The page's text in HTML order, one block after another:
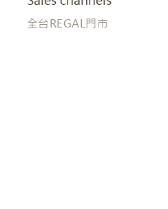
全台REGAL門市